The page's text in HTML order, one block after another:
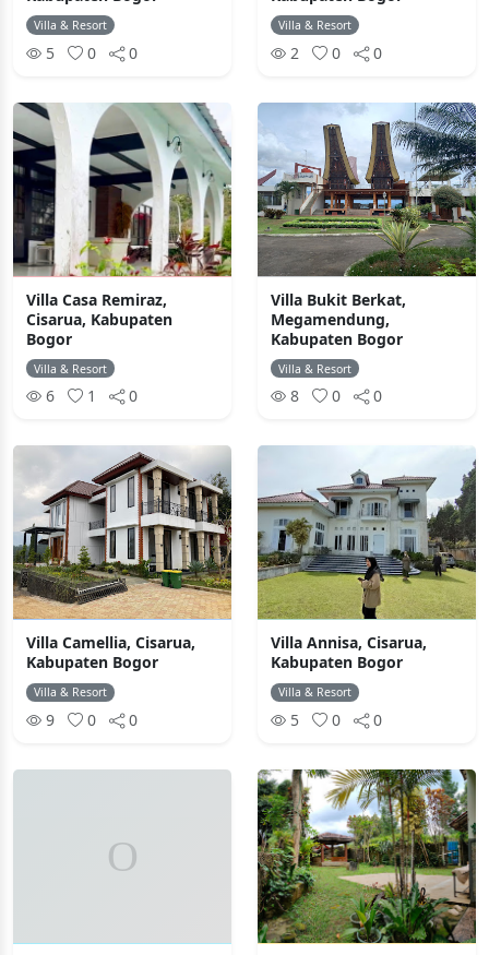
Villa & Resort
5 0 0
Villa & Resort
2 0 0
Villa Casa Remiraz,
Cisarua, Kabupaten
Bogor
Villa & Resort
6 1 0
Villa Bukit Berkat,
Megamendung,
Kabupaten Bogor
Villa & Resort
8 0 0
Villa Camellia, Cisarua,
Kabupaten Bogor
Villa & Resort
9 0 0
Villa Annisa, Cisarua,
Kabupaten Bogor
Villa & Resort
5 0 0